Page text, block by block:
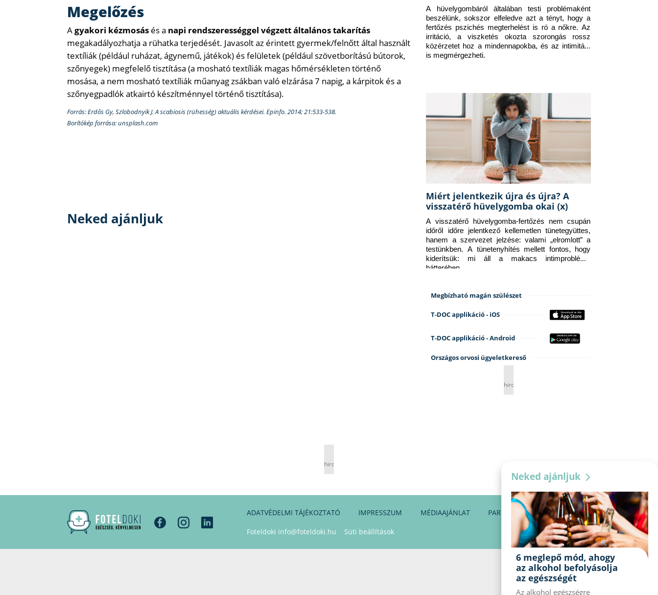
Megelőzés
Agyakori kézmosás és a napi rendszerességgel végzett általános takarítás
megakadályozhatja a rühatka terjedését. Javasolt az érintett gyermek/felnőtt által használt
textíliák (például ruházat, ágynemű, játékok) és felületek (például szövetborítású bútorok,
szőnyegek) megfelelő tisztítása (a mosható textíliák magas hőmérsékleten történő
mosása, a nem mosható textíliák műanyag zsákban való elzárása 7 napig, a kárpitok és a
szőnyegpadlók atkairtó készítménnyel történő tisztítása).
Forrás: Erdős Gy, Szlobodnyik J. A scabiosis (rühesség) aktuális kérdései. Epinfo. 2014; 21:533-538.
Borítókép forrása: unsplash.com
Neked ajánljuk
A hüvelygombáról általában testi problémaként
beszélünk, sokszor elfeledve azt a tényt, hogy a
fertőzés pszichés megterhelést is ró a nőkre. Az
irritáció, a viszketés okozta szorongás rossz
közérzetet hoz a mindennapokba, és az intimitást
is megmérgezheti.
Miért jelentkezik újra és újra? A
visszatérő hüvelygomba okai (x)
A visszatérő hüvelygomba-fertőzés nem csupán
időről időre jelentkező kellemetlen tünetegyüttes,
hanem a szervezet jelzése: valami „elromlott” a
testünkben. A tünetenyhítés mellett fontos, hogy
kiderítsük: mi áll a makacs intimprobléma
hátterében.
Megbízható magán szülészet
T-DOC applikáció - iOS
T-DOC applikáció - Android
Országos orvosi ügyeletkereső
hirdetés
hirdetés
ADATVÉDELMI TÁJÉKOZTATÓ IMPRESSZUM MÉDIAAJÁNLAT PARTNEREINK KAPCSOLAT
Foteldoki info@foteldoki.hu Süti beállítások
Neked ajánljuk
6 meglepő mód, ahogy
az alkohol befolyásolja
az egészségét
Az alkohol egészségre